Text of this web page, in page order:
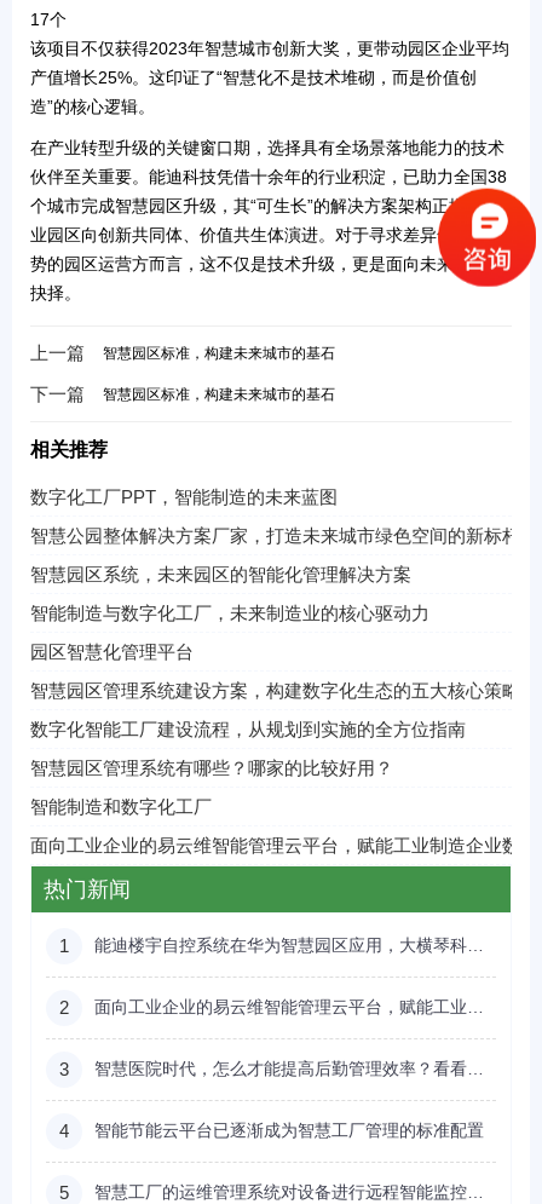
17个
该项目不仅获得2023年智慧城市创新大奖，更带动园区企业平均
产值增长25%。这印证了“智慧化不是技术堆砌，而是价值创
造”的核心逻辑。
在产业转型升级的关键窗口期，选择具有全场景落地能力的技术
伙伴至关重要。能迪科技凭借十余年的行业积淀，已助力全国38
个城市完成智慧园区升级，其“可生长”的解决方案架构正推动产
业园区向创新共同体、价值共生体演进。对于寻求差异化竞争优
势的园区运营方而言，这不仅是技术升级，更是面向未来的战略
抉择。
上一篇 智慧园区标准，构建未来城市的基石
下一篇 智慧园区标准，构建未来城市的基石
相关推荐
数字化工厂PPT，智能制造的未来蓝图
智慧公园整体解决方案厂家，打造未来城市绿色空间的新标杆
智慧园区系统，未来园区的智能化管理解决方案
智能制造与数字化工厂，未来制造业的核心驱动力
园区智慧化管理平台
智慧园区管理系统建设方案，构建数字化生态的五大核心策略
数字化智能工厂建设流程，从规划到实施的全方位指南
智慧园区管理系统有哪些？哪家的比较好用？
智能制造和数字化工厂
面向工业企业的易云维智能管理云平台，赋能工业制造企业数
热门新闻
1
2
3
4 智能节能云平台已逐渐成为智慧工厂管理的标准配置
5